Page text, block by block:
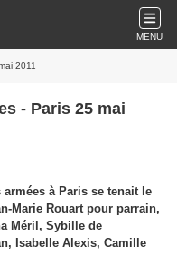
MENU
2011
- Paris 25 mai
armées à Paris se tenait le
Marie Rouart pour parrain,
Méril, Sybille de
Isabelle Alexis, Camille